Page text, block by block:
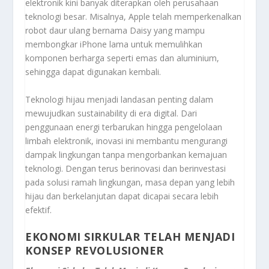
elektronik kini banyak diterapkan oleh perusahaan
teknologi besar. Misalnya, Apple telah memperkenalkan
robot daur ulang bernama Daisy yang mampu
membongkar iPhone lama untuk memulihkan
komponen berharga seperti emas dan aluminium,
sehingga dapat digunakan kembali.
Teknologi hijau menjadi landasan penting dalam
mewujudkan sustainability di era digital. Dari
penggunaan energi terbarukan hingga pengelolaan
limbah elektronik, inovasi ini membantu mengurangi
dampak lingkungan tanpa mengorbankan kemajuan
teknologi. Dengan terus berinovasi dan berinvestasi
pada solusi ramah lingkungan, masa depan yang lebih
hijau dan berkelanjutan dapat dicapai secara lebih
efektif.
EKONOMI SIRKULAR TELAH MENJADI
KONSEP REVOLUSIONER